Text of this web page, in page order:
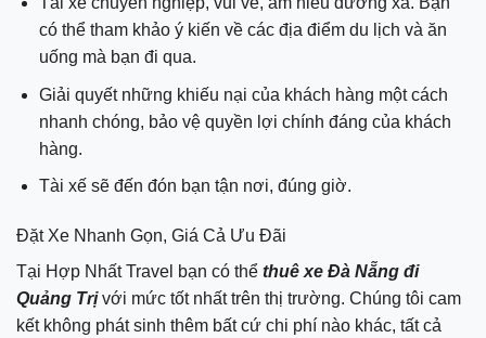
có thể tham khảo ý kiến về các địa điểm du lịch và ăn
uống mà bạn đi qua.
Giải quyết những khiếu nại của khách hàng một cách
nhanh chóng, bảo vệ quyền lợi chính đáng của khách
hàng.
Tài xế sẽ đến đón bạn tận nơi, đúng giờ.
Đặt Xe Nhanh Gọn, Giá Cả Ưu Đãi
Tại Hợp Nhất Travel bạn có thể thuê xe Đà Nẵng đi
Quảng Trịvới mức tốt nhất trên thị trường. Chúng tôi cam
kết không phát sinh thêm bất cứ chi phí nào khác, tất cả